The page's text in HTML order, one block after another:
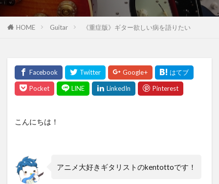
HOME Guitar 《重症版》ギター欲しい病を語りたい
こんにちは！
アニメ大好きギタリストのkentottoです！